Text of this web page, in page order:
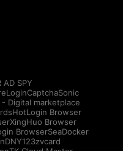
AD SPY
CaptchaSonic
Digital marketplace
HotLogin Browser
XingHuo Browser
BrowserSeaDocker
DNY123zvcard